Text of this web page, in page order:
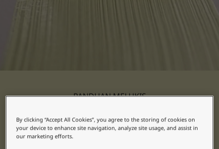
Pengecatan Interior
PANDUAN MELUKIS
Temukan cat interior yang tepat untuk
proyek dalam ruangan Anda. Jelajahi pilihan
By clicking “Accept All Cookies”, you agree to the storing of cookies on
your device to enhance site navigation, analyze site usage, and assist in
our marketing efforts.